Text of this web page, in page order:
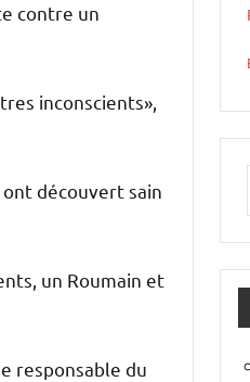
contre un
inconscients»,
découvert sain
un Roumain et
responsable du